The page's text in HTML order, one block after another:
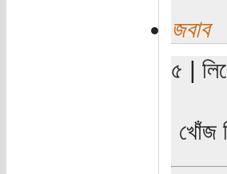
জবাব
৫ |
খোঁজ